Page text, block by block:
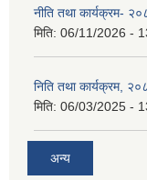
नीति तथा कार्यक्रम-
मिति: 06/11/2026 -
निति तथा कार्यक्रम,
मिति: 06/03/2025 -
अन्य